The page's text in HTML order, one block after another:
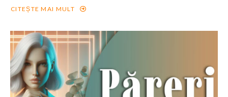
CITEȘTE MAI MULT